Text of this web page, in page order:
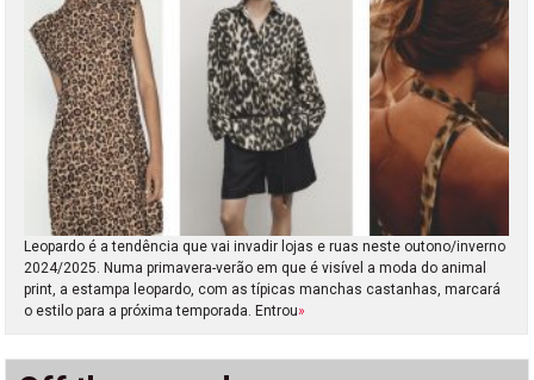
Leopardo é a tendência que vai invadir lojas e ruas neste outono/inverno
2024/2025. Numa primavera-verão em que é visível a moda do animal
print, a estampa leopardo, com as típicas manchas castanhas, marcará
o estilo para a próxima temporada. Entrou»